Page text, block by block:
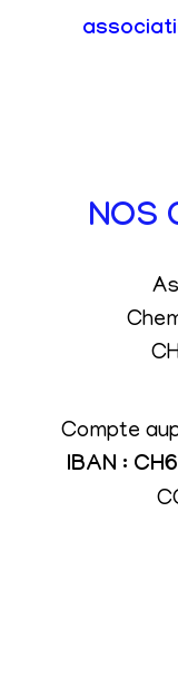
NOS
Compte
IBAN :